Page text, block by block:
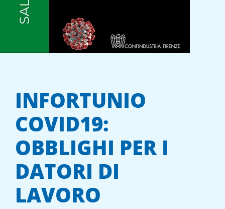
INFORTUNIO
COVID19:
OBBLIGHI PER I
DATORI DI
LAVORO